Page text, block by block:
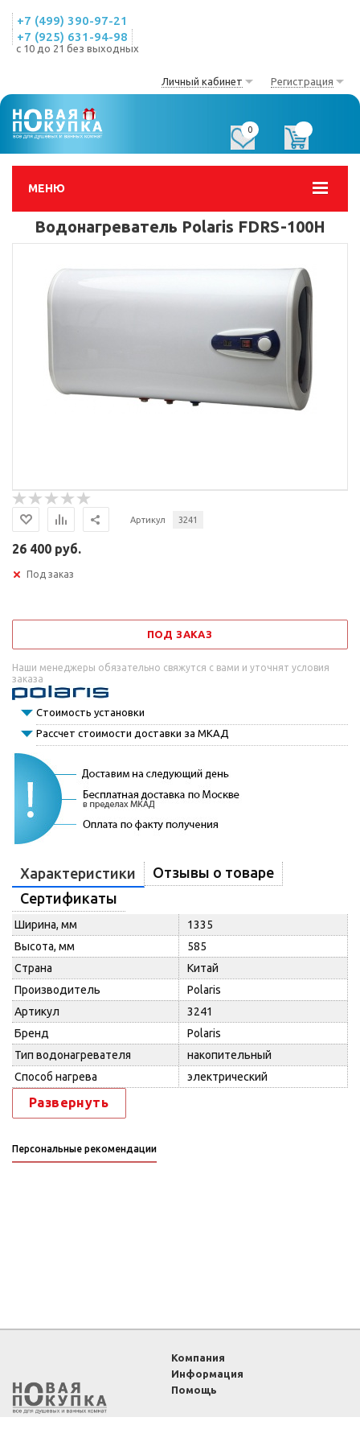
+7 (499) 390-97-21
+7 (925) 631-94-98
с 10 до 21 без выходных
Личный кабинет Регистрация
МЕНЮ
0
Водонагреватель Polaris FDRS-100H
Артикул 3241
26 400 руб.
Под заказ
ПОД ЗАКАЗ
Наши менеджеры обязательно свяжутся с вами и уточнят условия
заказа
Стоимость установки
Рассчет стоимости доставки за МКАД
Характеристики
Отзывы о товаре
Сертификаты
Ширина, мм
1335
Высота, мм
585
Страна
Китай
Производитель
Polaris
Артикул
3241
Бренд
Polaris
Тип водонагревателя
накопительный
Способ нагрева
электрический
Развернуть
Персональные рекомендации
Компания
Информация
Помощь